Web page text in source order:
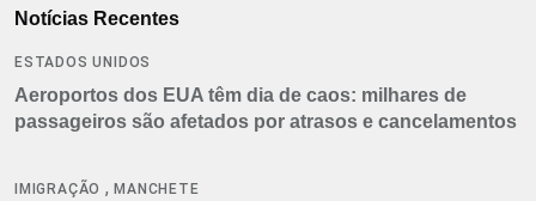
Notícias Recentes
ESTADOS UNIDOS
Aeroportos dos EUA têm dia de caos: milhares de
passageiros são afetados por atrasos e cancelamentos
IMIGRAÇÃO ,MANCHETE